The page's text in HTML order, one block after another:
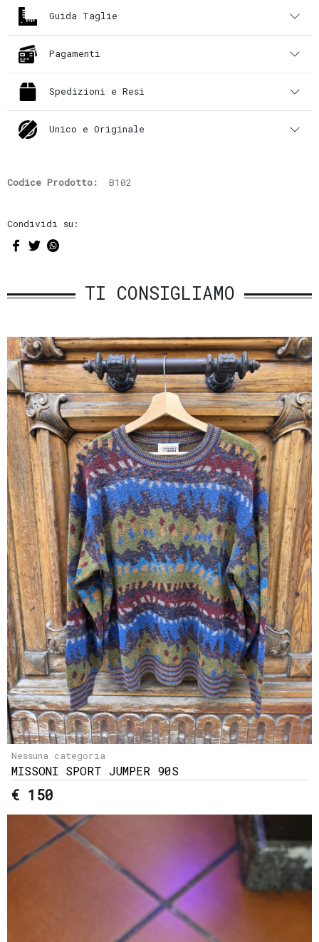
Guida Taglie
Pagamenti
Spedizioni e Resi
Unico e Originale
Codice Prodotto: B102
Condividi su:
TI CONSIGLIAMO
Nessuna categoria
MISSONI SPORT JUMPER 90S
€ 150